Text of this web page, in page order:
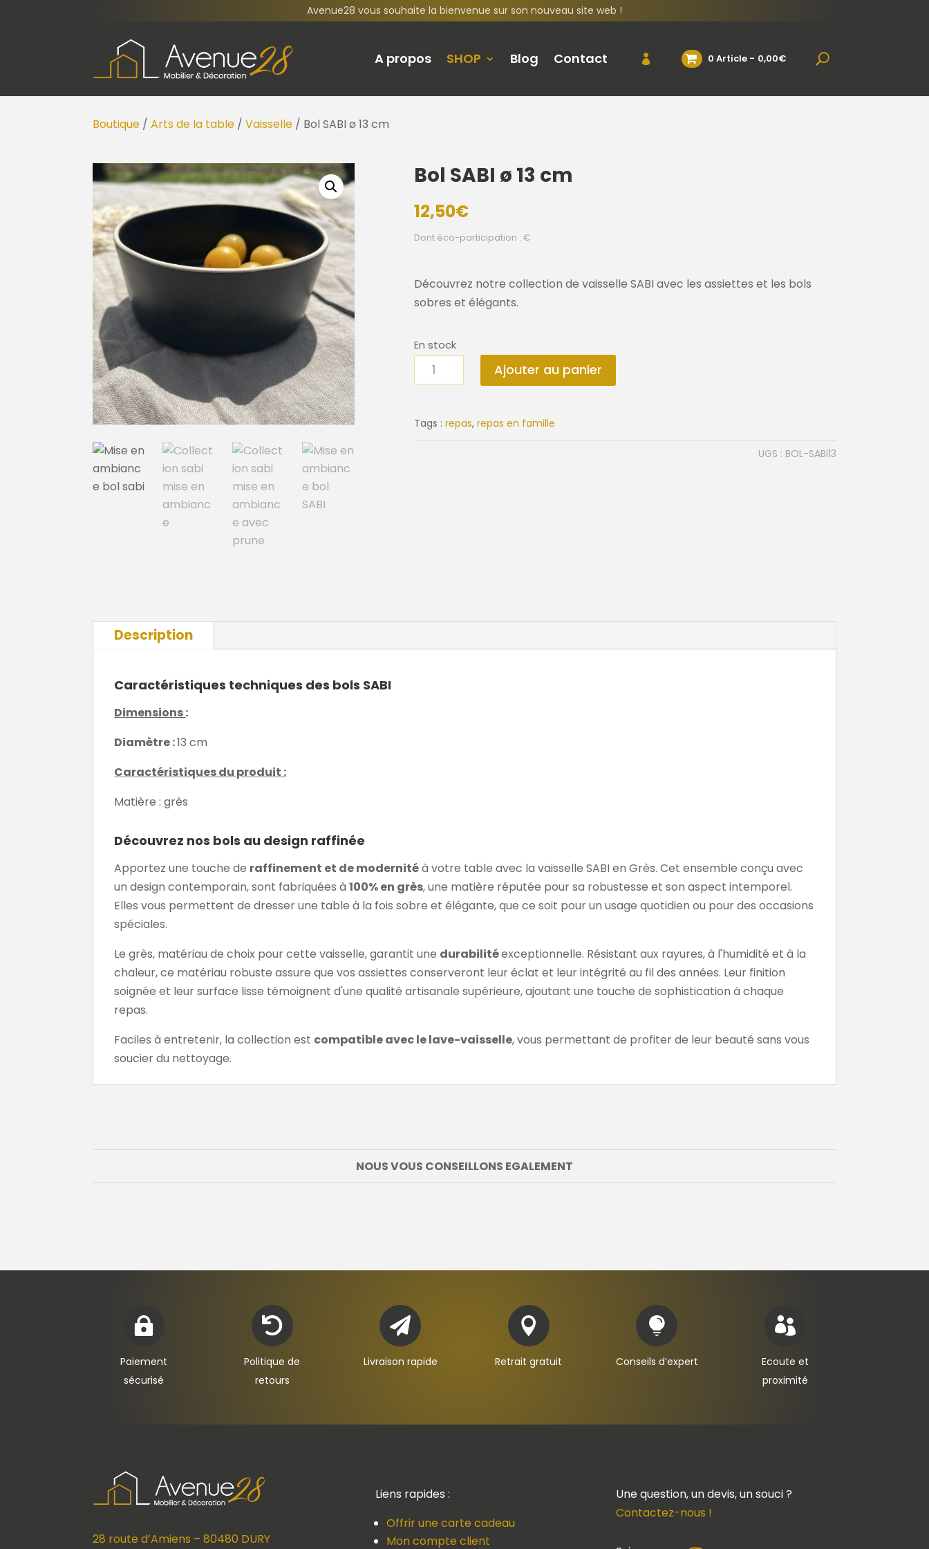
Avenue28 vous souhaite la bienvenue sur son nouveau site web !
A propos SHOP Blog Contact 0 Article 0,00€
Boutique /Arts de la table /Vaisselle / Bol SABI ø 13 cm
Bol SABI ø 13 cm
12,50€
Dont éco-participation : €
Découvrez notre collection de vaisselle SABI avec les assiettes et les bols
sobres et élégants.
En stock
quantité
de
SABI
ø
Ajouter au panier
Tags : repas, repas en famille
UGS : BOL-SABI13
Description
Caractéristiques techniques des bols SABI
Dimensions:
Diamètre :13 cm
Caractéristiques du produit :
Matière : grès
Découvrez nos bols au design raffinée
Apportez une touche de raffinement et de modernitéà votre table avec la vaisselle SABI en Grès. Cet ensemble conçu avec
un design contemporain, sont fabriquées à100% en grès, une matière réputée pour sa robustesse et son aspect intemporel.
Elles vous permettent de dresser une table à la fois sobre et élégante, que ce soit pour un usage quotidien ou pour des occasions
spéciales.
Le grès, matériau de choix pour cette vaisselle, garantit une durabilitéexceptionnelle. Résistant aux rayures, à l'humidité et à la
chaleur, ce matériau robuste assure que vos assiettes conserveront leur éclat et leur intégrité au fil des années. Leur finition
soignée et leur surface lisse témoignent d'une qualité artisanale supérieure, ajoutant une touche de sophistication à chaque
repas.
Faciles à entretenir, la collection est compatible avec le lave-vaisselle, vous permettant de profiter de leur beauté sans vous
soucier du nettoyage.
NOUS VOUS CONSEILLONS EGALEMENT

Paiement
sécurisé

Politique de
retours

Livraison rapide

Retrait gratuit

Conseils d’expert

Ecoute et
proximité
28 route d’Amiens – 80480 DURY
Liens rapides :
Offrir une carte cadeau
Mon compte client
Une question, un devis, un souci ?
Contactez-nous !